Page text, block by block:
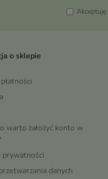
Akceptuję
o sklepie
warto założyć konto w
prywatności
danych